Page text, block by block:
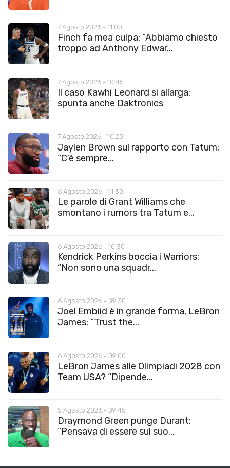
7 Agosto 2026 - 11:00
Finch fa mea culpa: “Abbiamo chiesto
troppo ad Anthony Edwar...
7 Agosto 2026 - 10:45
Il caso Kawhi Leonard si allarga:
spunta anche Daktronics
7 Agosto 2026 - 10:20
Jaylen Brown sul rapporto con Tatum:
“C’è sempre...
6 Agosto 2026 - 11:30
Le parole di Grant Williams che
smontano i rumors tra Tatum e...
6 Agosto 2026 - 10:30
Kendrick Perkins boccia i Warriors:
“Non sono una squadr...
6 Agosto 2026 - 09:30
Joel Embiid è in grande forma, LeBron
James: “Trust the...
6 Agosto 2026 - 09:00
LeBron James alle Olimpiadi 2028 con
Team USA? “Dipende...
5 Agosto 2026 - 09:45
Draymond Green punge Durant:
“Pensava di essere sul suo...